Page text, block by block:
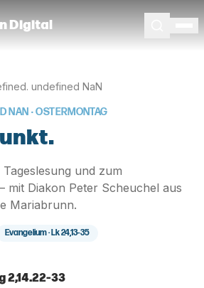
Digital
undefined NaN
NAN · OSTERMONTAG
und zum
mit Diakon Peter Scheuchel aus
Mariabrunn.
Evangelium ·Lk 24,13-35
2,14.22-33